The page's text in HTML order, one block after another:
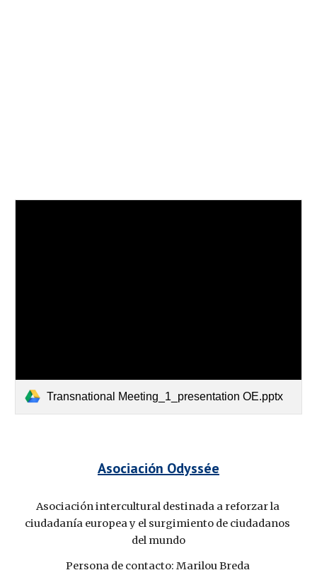
Transnational Meeting_1_presentation OE.pptx
Asociación Odyssée
Asociación intercultural destinada a reforzar la
ciudadanía europea y el surgimiento de ciudadanos
del mundo
Persona de contacto: Marilou Breda